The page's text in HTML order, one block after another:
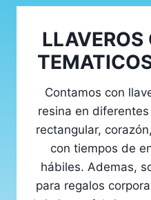
Contamos con
resina en
rectangular,
con tiempos de
hábiles. Ademas,
para regalos